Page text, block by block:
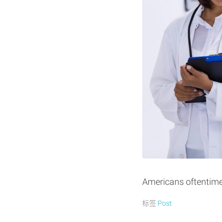
Americans
标签 Post